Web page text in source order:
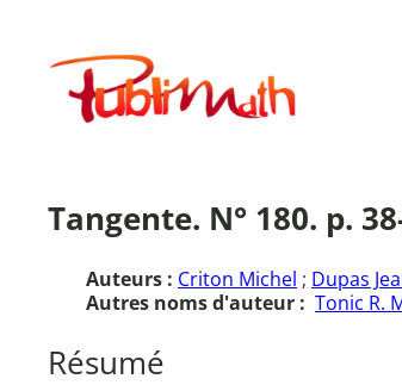
contenuPublimath
Tangente. N° 180. p.
Auteurs : Criton Michel ; Dupas
Autres noms d'auteur : Tonic R.
Résumé